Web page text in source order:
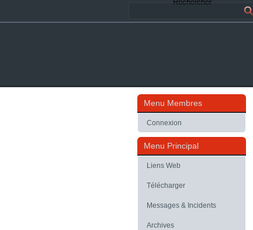
Rechercher
Menu Membres
Connexion
Menu Principal
Liens Web
Télécharger
Messages & Incidents
Archives